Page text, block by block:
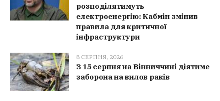
розподілятимуть
електроенергію: Кабмін змінив
правила для критичної
інфраструктури
8 СЕРПНЯ, 2026
З 15 серпня на Вінниччині діятиме
заборона на вилов раків